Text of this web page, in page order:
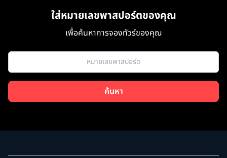
ใส่หมายเลขพาสปอร์ตของคุณ
เพื่อค้นหาการจองทัวร์ของคุณ
ค้นหา